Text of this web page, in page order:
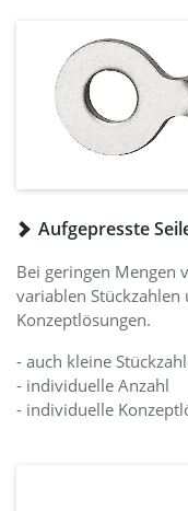
Aufgepresste
Bei geringen Mengen
variablen
Konzeptlösungen.
- auch kleine
- individuelle Anzahl
- individuelle